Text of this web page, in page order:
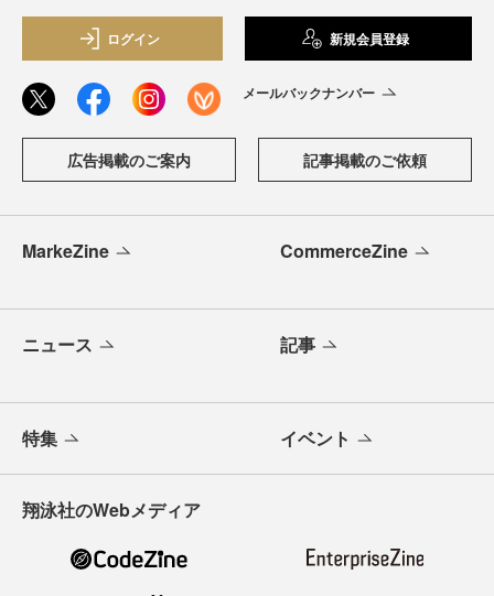
ログイン 新規会員登録
メールバックナンバー
広告掲載のご案内 記事掲載のご依頼
MarkeZine CommerceZine
ニュース 記事
特集 イベント
翔泳社のWebメディア